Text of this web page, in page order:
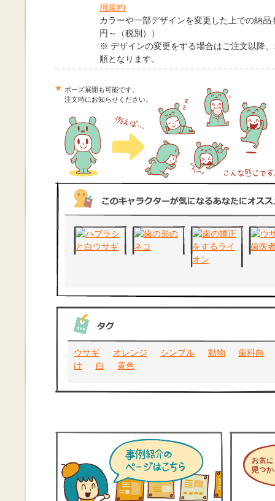
用規約
カラーや一部デザインを変更した上での納
円～（税別））
※ デザインの変更をする場合はご注文以降
順となります。
ポーズ展開も可能です。
注文時にお知らせください。
ウサギ オレンジ シンプル 動物
歯科向
け
白 黄色